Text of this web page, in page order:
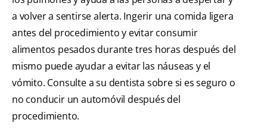
a volver a sentirse alerta. Ingerir una comida ligera
antes del procedimiento y evitar consumir
alimentos pesados durante tres horas después del
mismo puede ayudar a evitar las náuseas y el
vómito. Consulte a su dentista sobre si es seguro o
no conducir un automóvil después del
procedimiento.